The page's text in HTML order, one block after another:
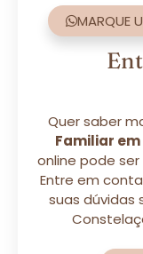
MARQUE
Quer saber
Familiar
online pode
Entre em
suas dúvidas